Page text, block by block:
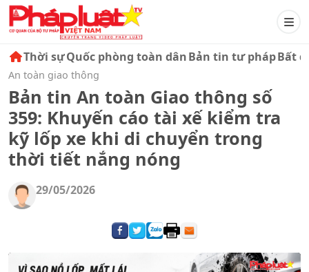
Thời sựQuốc phòng toàn dânBản tin tư phápBất
An toàn giao thông
Bản tin An toàn Giao thông số
359: Khuyến cáo tài xế kiểm tra
kỹ lốp xe khi di chuyển trong
thời tiết nắng nóng
29/05/2026